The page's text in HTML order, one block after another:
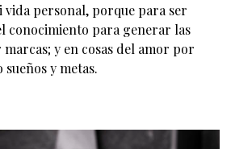
vida personal, porque para ser
conocimiento para generar las
y en cosas del amor por
y metas.